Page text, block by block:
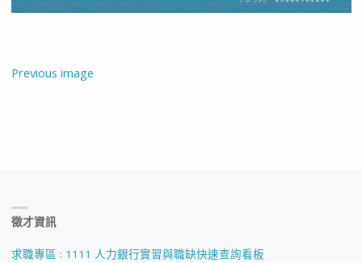
Previous image
徵才資訊
求職專區 : 1111 人力銀行實習與職缺快速查詢看板